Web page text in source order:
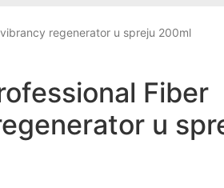
regenerator u spreju 200ml
Fiber
u